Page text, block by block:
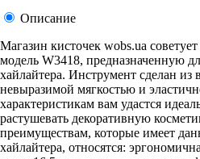
Описание
Магазин кисточек wobs.ua
модель W3418, предназначенную
хайлайтера. Инструмент сделан из
невыразимой мягкостью и
характеристикам вам удастся
растушевать декоративную
преимуществам, которые имеет
хайлайтера, относятся: